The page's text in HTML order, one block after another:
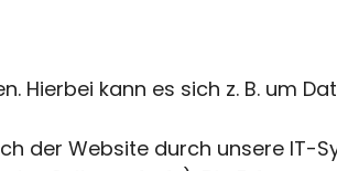
kann es sich z. B. um
der Website durch unsere IT-